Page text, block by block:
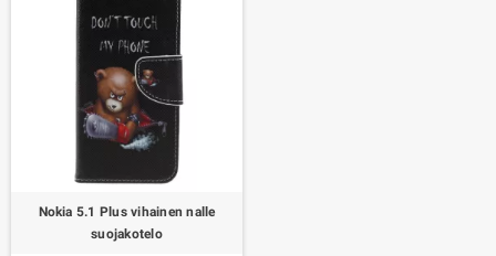
Nokia 5.1 Plus vihainen nalle
suojakotelo